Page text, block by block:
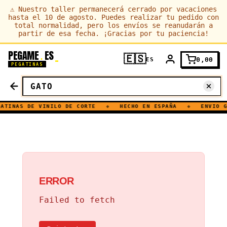
⚠ Nuestro taller permanecerá cerrado por vacaciones
hasta el 10 de agosto. Puedes realizar tu pedido con
total normalidad, pero los envíos se reanudarán a
partir de esa fecha. ¡Gracias por tu paciencia!
PEGAME. ES
PEGATINAS 🇪🇸ES 0,00
DE VINILO DE CORTE HECHO EN ESPAÑA ENVIO
ERROR
Failed to fetch